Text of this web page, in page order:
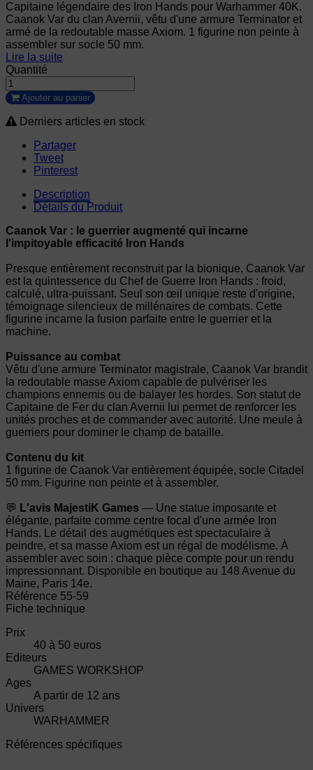
Capitaine légendaire des Iron Hands pour Warhammer 40K.
Caanok Var du clan Avernii, vêtu d'une armure Terminator et
armé de la redoutable masse Axiom. 1 figurine non peinte à
assembler sur socle 50 mm.
Lire la suite
Quantité
Ajouter au panier
Derniers articles en stock
Partager
Tweet
Pinterest
Description
Détails du Produit
Caanok Var : le guerrier augmenté qui incarne
l'impitoyable efficacité Iron Hands
Presque entièrement reconstruit par la bionique, Caanok Var
est la quintessence du Chef de Guerre Iron Hands : froid,
calculé, ultra-puissant. Seul son œil unique reste d'origine,
témoignage silencieux de millénaires de combats. Cette
figurine incarne la fusion parfaite entre le guerrier et la
machine.
Puissance au combat
Vêtu d'une armure Terminator magistrale, Caanok Var brandit
la redoutable masse Axiom capable de pulvériser les
champions ennemis ou de balayer les hordes. Son statut de
Capitaine de Fer du clan Avernii lui permet de renforcer les
unités proches et de commander avec autorité. Une meule à
guerriers pour dominer le champ de bataille.
Contenu du kit
1 figurine de Caanok Var entièrement équipée, socle Citadel
50 mm. Figurine non peinte et à assembler.
💬 L'avis MajestiK Games — Une statue imposante et
élégante, parfaite comme centre focal d'une armée Iron
Hands. Le détail des augmétiques est spectaculaire à
peindre, et sa masse Axiom est un régal de modélisme. À
assembler avec soin : chaque pièce compte pour un rendu
impressionnant. Disponible en boutique au 148 Avenue du
Maine, Paris 14e.
Référence 55-59
Fiche technique
Prix
40 à 50 euros
Editeurs
GAMES WORKSHOP
Ages
A partir de 12 ans
Univers
WARHAMMER
Références spécifiques